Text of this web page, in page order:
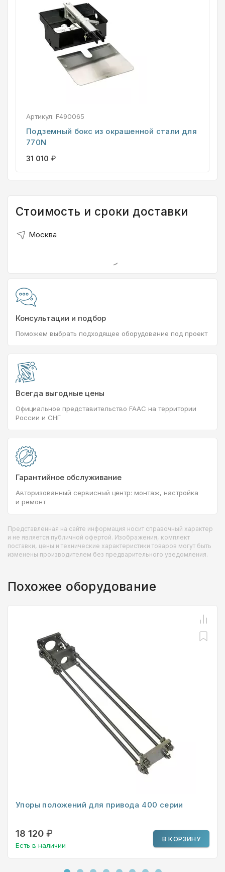
Артикул: F490065
Подземный бокс из окрашенной стали для
770N
31 010 ₽
Стоимость и сроки доставки
Москва
Консультации и подбор
Поможем выбрать подходящее оборудование под проект
Всегда выгодные цены
Официальное представительство FAAC на территории
России и СНГ
Гарантийное обслуживание
Авторизованный сервисный центр: монтаж, настройка
и ремонт
Представленная на сайте информация носит справочный характер
и не является публичной офертой. Изображения, комплект
поставки, цены и технические характеристики товаров могут быть
изменены производителем без предварительного уведомления.
Похожее оборудование
Упоры положений для привода 400 серии
18 120 ₽
Есть в наличии
В КОРЗИНУ